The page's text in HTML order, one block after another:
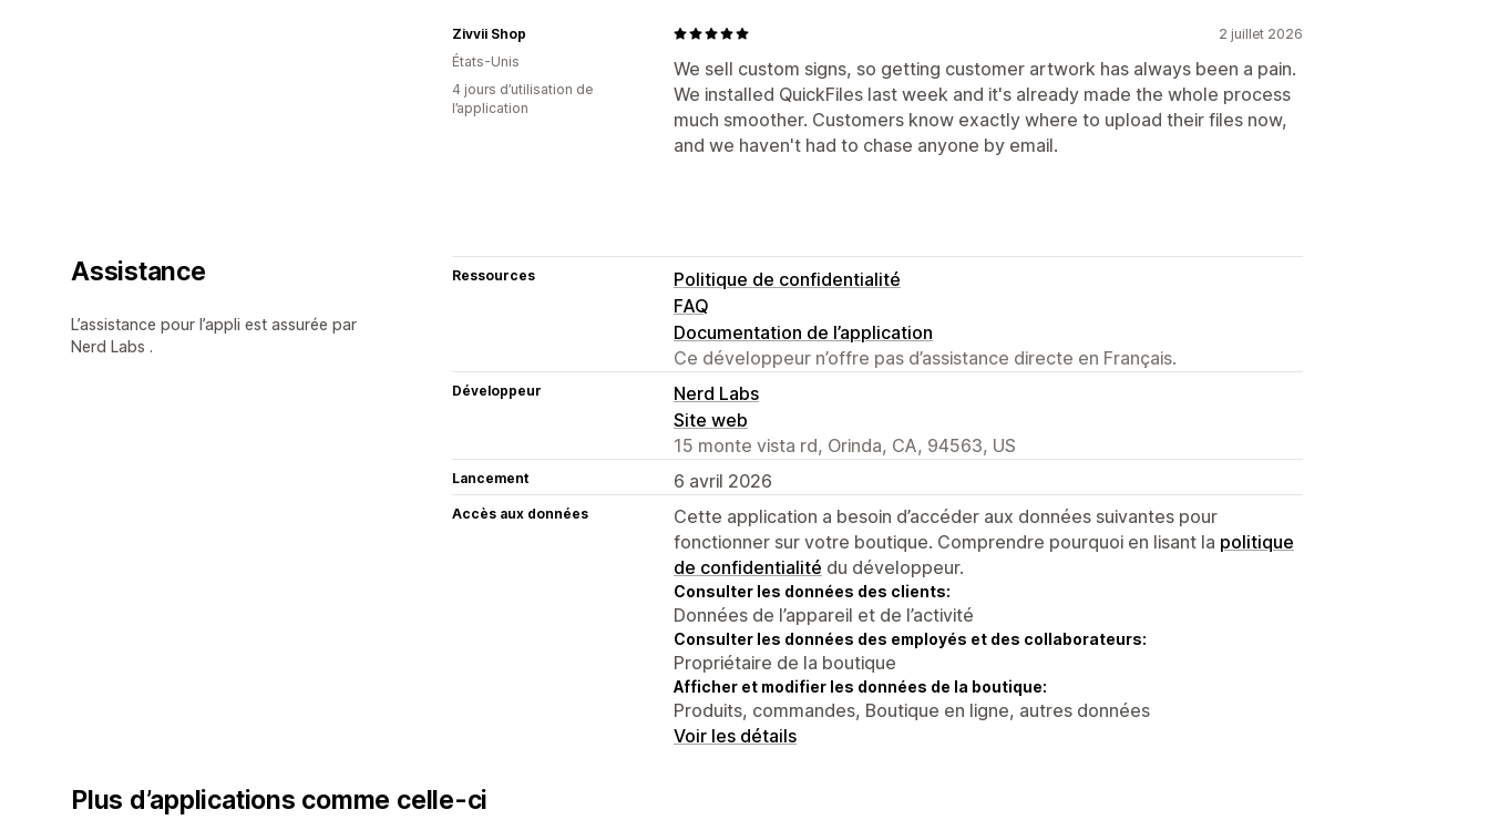
2 juillet 2026
We sell custom signs, so getting customer artwork has always been a pain.
We installed QuickFiles last week and it's already made the whole process
much smoother. Customers know exactly where to upload their files now,
and we haven't had to chase anyone by email.
Zivvii Shop
États-Unis
4 jours d’utilisation de
l’application
Assistance
L’assistance pour l’appli est assurée par
Nerd Labs .
Ressources
Politique de confidentialité
FAQ
Documentation de l’application
Ce développeur n’offre pas d’assistance directe en Français.
Développeur
Nerd Labs
Site web
15 monte vista rd, Orinda, CA, 94563, US
Lancement 6 avril 2026
Accès aux données
Cette application a besoin d’accéder aux données suivantes pour
fonctionner sur votre boutique. Comprendre pourquoi en lisant la politique
de confidentialité du développeur.
Consulter les données des clients:
Données de l’appareil et de l’activité
Consulter les données des employés et des collaborateurs:
Propriétaire de la boutique
Afficher et modifier les données de la boutique:
Produits, commandes, Boutique en ligne, autres données
Voir les détails
Plus d’applications comme celle-ci